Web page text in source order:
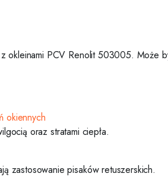
PCV Renolit 503005. Może
okiennych
oraz stratami ciepła.
zastosowanie pisaków retuszerskich.